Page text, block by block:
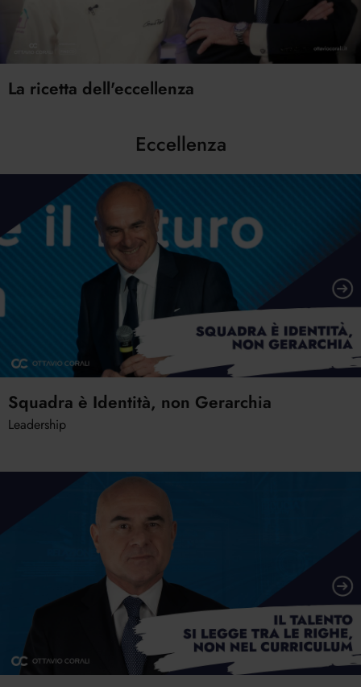
La ricetta dell'eccellenza
Eccellenza
Squadra è Identità, non Gerarchia
Leadership